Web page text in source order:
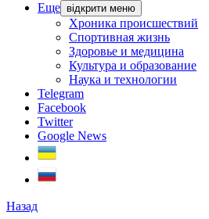
Еще відкрити меню
Хроника происшествий
Спортивная жизнь
Здоровье и медицина
Культура и образование
Наука и технологии
Telegram
Facebook
Twitter
Google News
Назад